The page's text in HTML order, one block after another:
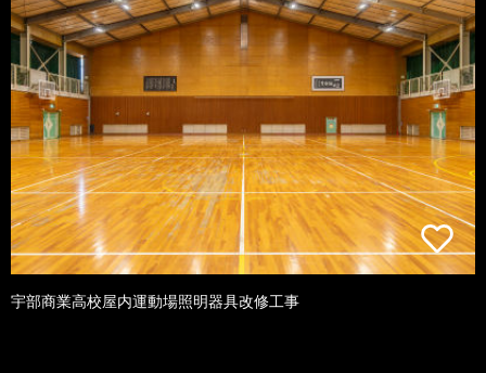
宇部商業高校屋内運動場照明器具改修工事